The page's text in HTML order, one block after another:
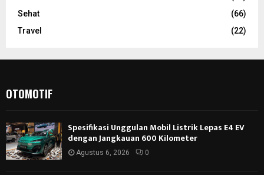
Sehat
(66)
Travel
(22)
OTOMOTIF
Spesifikasi Unggulan Mobil Listrik Lepas E4 EV
dengan Jangkauan 600 Kilometer
Agustus 6, 2026 0